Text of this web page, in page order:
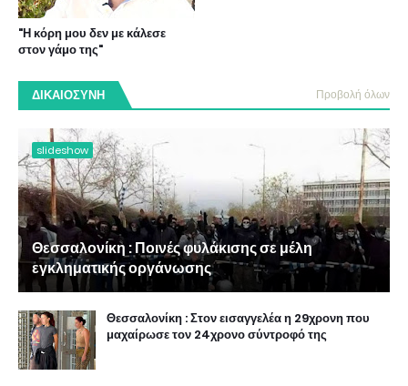
"Η κόρη μου δεν με κάλεσε
στον γάμο της"
ΔΙΚΑΙΟΣΥΝΗ Προβολή όλων
slideshow
Θεσσαλονίκη : Ποινές φυλάκισης σε μέλη
εγκληματικής οργάνωσης
Θεσσαλονίκη : Στον εισαγγελέα η 29χρονη που
μαχαίρωσε τον 24χρονο σύντροφό της